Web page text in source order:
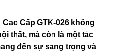
Cấp GTK-026 không
thất, mà còn là một tác
đến sự sang trọng và